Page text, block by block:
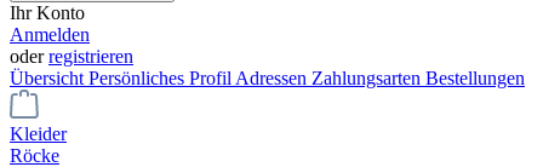
Ihr Konto
Anmelden
oderregistrieren
Übersicht Persönliches Profil Adressen Zahlungsarten Bestellungen
Kleider
Röcke